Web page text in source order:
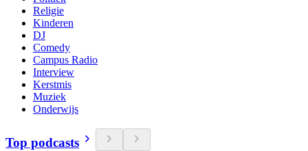
Religie
Kinderen
DJ
Comedy
Campus Radio
Interview
Kerstmis
Muziek
Onderwijs
Top podcasts